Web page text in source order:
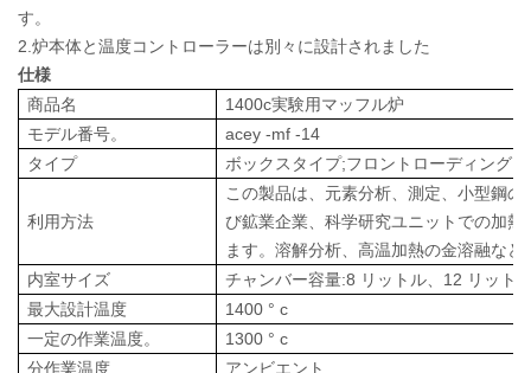
す。
2.炉本体と温度コントローラーは別々に設計されました
仕様
商品名
1400c実験用マッフル炉
モデル番号。
acey -mf -14
タイプ
ボックスタイプ;フロントローディング
利用方法
この製品は、元素分析、測定、小型鋼
び鉱業企業、科学研究ユニットでの加
ます。溶解分析、高温加熱の金溶融など
内室サイズ
チャンバー容量:8 リットル、12 リット
最大設計温度
1400 ° c
一定の作業温度。
1300 ° c
分作業温度
アンビエント